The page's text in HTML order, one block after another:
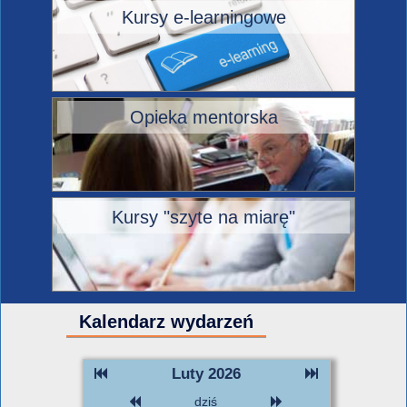
Kursy e-learningowe
Opieka mentorska
Kursy "szyte na miarę"
Kalendarz wydarzeń
Luty 2026
dziś